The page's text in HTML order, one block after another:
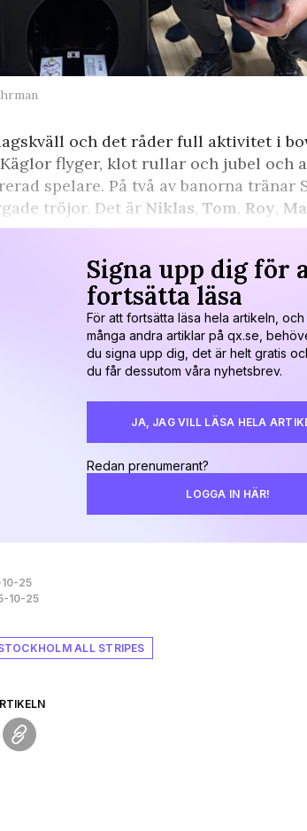
och det råder full aktivitet i
flyger, klot rullar och jubel och
spelare. På två av banorna tränar
tröjor. Det är Niklas, Tom, Roy,
Signa upp dig för
fortsätta läsa
För att fortsätta läsa hela artikeln, och
många andra artiklar på qx.se,
du signa upp dig, det är helt gratis
du får dessutom våra nyhetsbrev.
JA, JAG VILL LÄSA HELA
Redan prenumerant?
LOGGA IN HÄR!
25
10-25
ALL STRIPES